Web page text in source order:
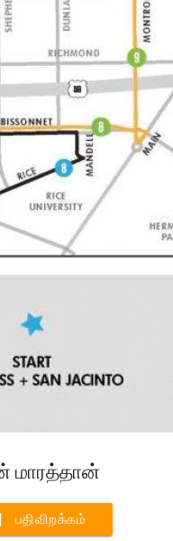
மாரத்தான்
பதிவிறக்கம்